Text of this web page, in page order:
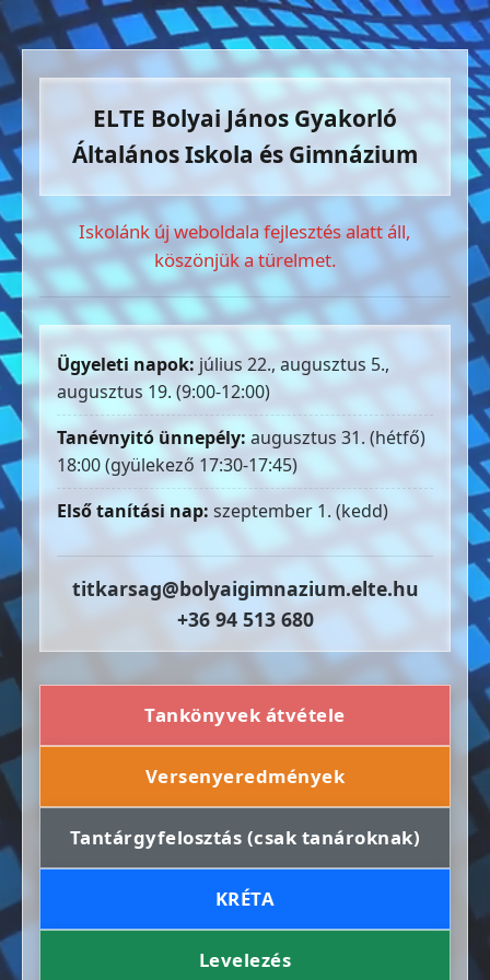
ELTE Bolyai János Gyakorló
Általános Iskola és Gimnázium
Iskolánk új weboldala fejlesztés alatt áll,
köszönjük a türelmet.
Ügyeleti napok: július 22., augusztus 5.,
augusztus 19. (9:00-12:00)
Tanévnyitó ünnepély: augusztus 31. (hétfő)
18:00 (gyülekező 17:30-17:45)
Első tanítási nap: szeptember 1. (kedd)
titkarsag@bolyaigimnazium.elte.hu
+36 94 513 680
Tankönyvek átvétele
Versenyeredmények
Tantárgyfelosztás (csak tanároknak)
KRÉTA
Levelezés